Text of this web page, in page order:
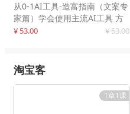
从0-1AI工具-造富指南（文案专
家篇）学会使用主流AI工具 方
法和心法的融合
¥ 53.00 ¥ 53.00
淘宝客
1章1课